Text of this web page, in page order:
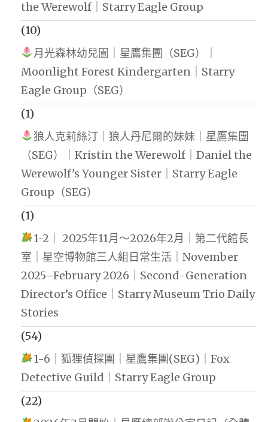
the Werewolf｜Starry Eagle Group
(10)
月光森林幼兒園｜星鷹集團（SEG）｜
Moonlight Forest Kindergarten｜Starry
Eagle Group（SEG）
(1)
狼人克莉絲汀｜狼人丹尼爾的妹妹｜星鷹集團
（SEG）｜Kristin the Werewolf｜Daniel the
Werewolf's Younger Sister｜Starry Eagle
Group（SEG）
(1)
1-2｜ 2025年11月～2026年2月｜第二代館長
室｜星空博物館三人組日常生活｜November
2025–February 2026｜Second-Generation
Director’s Office｜Starry Museum Trio Daily
Stories
(54)
1-6｜狐狸偵探團｜星鷹集團(SEG)｜Fox
Detective Guild｜Starry Eagle Group
(22)